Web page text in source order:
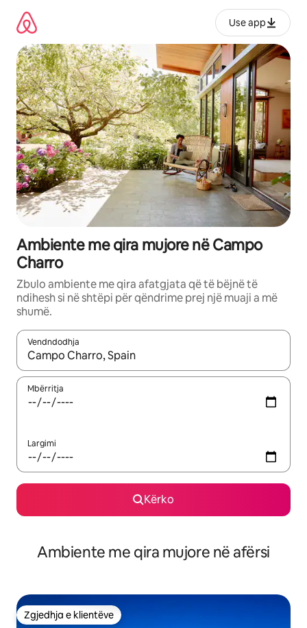
përmbajtja
Use app
Ambiente me qira mujore në Campo
Charro
Zbulo ambiente me qira afatgjata që të bëjnë të
ndihesh si në shtëpi për qëndrime prej një muaji a më
shumë.
Vendndodhja
Kur rezultatet të jenë të disponueshme, lëviz me butonat e
Mbërritja
Largimi
Kërko
Ambiente me qira mujore në afërsi
Zgjedhja e klientëve
Zgjedhja e klientëve